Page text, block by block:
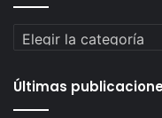
Categorías
Últimas